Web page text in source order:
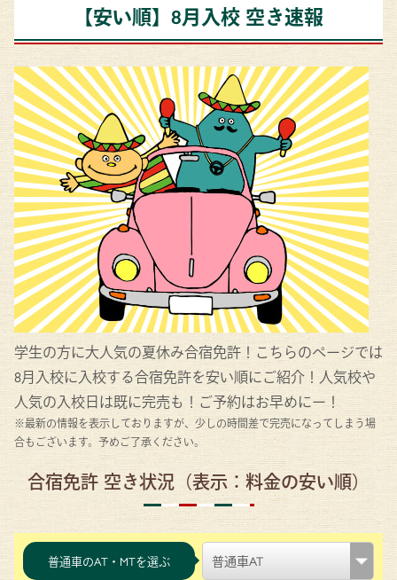
【安い順】8月入校 空き速報
学生の方に大人気の夏休み合宿免許！こちらのページでは
8月入校に入校する合宿免許を安い順にご紹介！人気校や
人気の入校日は既に完売も！ご予約はお早めにー！
※最新の情報を表示しておりますが、少しの時間差で完売になってしまう場
合もございます。予めご了承ください。
合宿免許 空き状況（表示：料金の安い順）
普通車のAT・MTを選ぶ